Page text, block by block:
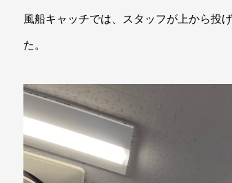
風船キャッチでは、スタッフが上から投
た。